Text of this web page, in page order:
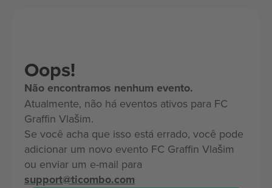
Oops!
Não encontramos nenhum evento.
Atualmente, não há eventos ativos para FC
Graffin Vlašim.
Se você acha que isso está errado, você pode
adicionar um novo evento FC Graffin Vlašim
ou enviar um e-mail para
support@ticombo.com